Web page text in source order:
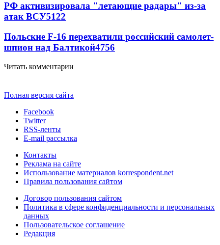
РФ активизировала "летающие радары" из-за
атак ВСУ5122
Польские F-16 перехватили российский самолет-
шпион над Балтикой4756
Читать комментарии
Полная версия сайта
Facebook
Twitter
RSS-ленты
E-mail рассылка
Контакты
Реклама на сайте
Использование материалов korrespondent.net
Правила пользования сайтом
Договор пользования сайтом
Политика в сфере конфиденциальности и персональных
данных
Пользовательское соглашение
Редакция